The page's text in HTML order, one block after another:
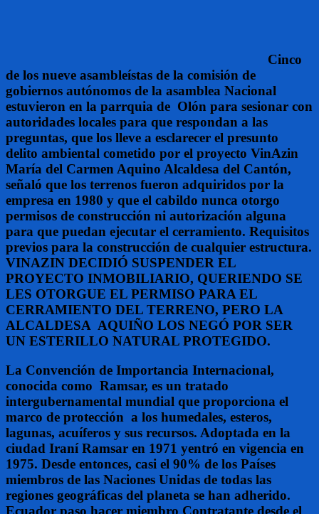
Cinco
de los nueve asambleístas de la comisión de
gobiernos autónomos de la asamblea Nacional
estuvieron en la parrquia de Olón para sesionar con
autoridades locales para que respondan a las
preguntas, que los lleve a esclarecer el presunto
delito ambiental cometido por el proyecto VinAzin
María del Carmen Aquino Alcaldesa del Cantón,
señaló que los terrenos fueron adquiridos por la
empresa en 1980 y que el cabildo nunca otorgo
permisos de construcción ni autorización alguna
para que puedan ejecutar el cerramiento. Requisitos
previos para la construcción de cualquier estructura.
VINAZIN DECIDIÓ SUSPENDER EL
PROYECTO INMOBILIARIO, QUERIENDO SE
LES OTORGUE EL PERMISO PARA EL
CERRAMIENTO DEL TERRENO, PERO LA
ALCALDESA AQUIÑO LOS NEGÓ POR SER
UN ESTERILLO NATURAL PROTEGIDO.
La Convención de Importancia Internacional,
conocida como Ramsar, es un tratado
intergubernamental mundial que proporciona el
marco de protección a los humedales, esteros,
lagunas, acuíferos y sus recursos. Adoptada en la
ciudad Iraní Ramsar en 1971 yentró en vigencia en
1975. Desde entonces, casi el 90% de los Países
miembros de las Naciones Unidas de todas las
regiones geográficas del planeta se han adherido.
Ecuador paso hacer miembro Contratante desde el